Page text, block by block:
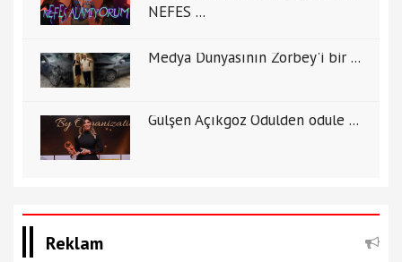
NEFES ...
Medya Dünyasının Zorbey'i bir ...
Gülşen Açıkgöz Ödülden ödüle ...
Reklam